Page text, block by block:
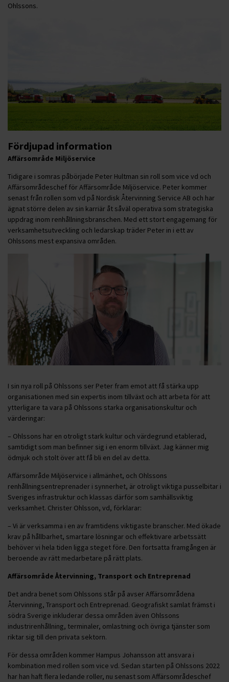
Ohlssons.
Fördjupad information
Affärsområde Miljöservice
Tidigare i somras påbörjade Peter Hultman sin roll som vice vd och
Affärsområdeschef för Affärsområde Miljöservice. Peter kommer
senast från rollen som vd på Nordisk Återvinning Service AB och har
ägnat större delen av sin karriär åt såväl operativa som strategiska
uppdrag inom renhållningsbranschen. Med ett stort engagemang för
verksamhetsutveckling och ledarskap träder Peter in i ett av
Ohlssons mest expansiva områden.
I sin nya roll på Ohlssons ser Peter fram emot att få stärka upp
organisationen med sin expertis inom tillväxt och att arbeta för att
ytterligare ta vara på Ohlssons starka organisationskultur och
värderingar:
– Ohlssons har en otroligt stark kultur och värdegrund etablerad,
samtidigt som man befinner sig i en enorm tillväxt. Jag känner mig
ödmjuk och stolt över att få bli en del av detta.
Affärsområde Miljöservice i allmänhet, och Ohlssons
renhållningsentreprenader i synnerhet, är otroligt viktiga pusselbitar i
Sveriges infrastruktur och klassas därför som samhällsviktig
verksamhet. Christer Ohlsson, vd, förklarar:
– Vi är verksamma i en av framtidens viktigaste branscher. Med ökade
krav på hållbarhet, smartare lösningar och effektivare arbetssätt
behöver vi hela tiden ligga steget före. Den fortsatta framgången är
beroende av rätt medarbetare på rätt plats.
Affärsområde Återvinning, Transport och Entreprenad
Det andra benet som Ohlssons står på avser Affärsområdena
Återvinning, Transport och Entreprenad. Geografiskt samlat främst i
södra Sverige inkluderar dessa områden även Ohlssons
industrirenhållning, terminaler, omlastning och övriga tjänster som
riktar sig till den privata sektorn.
För dessa områden kommer Hampus Johansson att ansvara i
kombination med rollen som vice vd. Sedan starten på Ohlssons 2022
har han haft flera ledande roller, nu senast som Affärsområdeschef